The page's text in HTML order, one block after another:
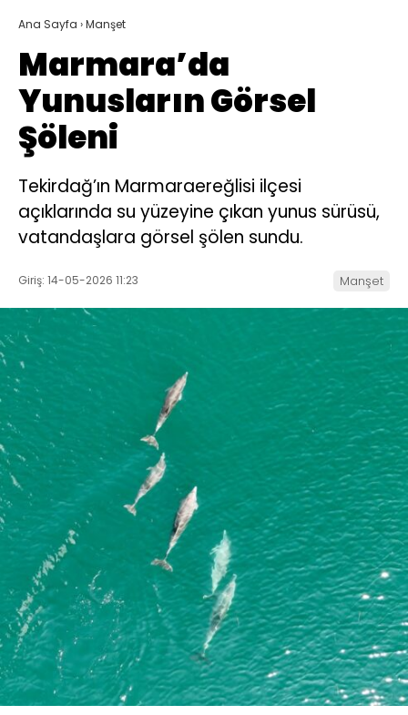
Ana Sayfa ›Manşet
Marmara’da
Yunusların Görsel
Şöleni
Tekirdağ’ın Marmaraereğlisi ilçesi
açıklarında su yüzeyine çıkan yunus sürüsü,
vatandaşlara görsel şölen sundu.
Giriş: 14-05-2026 11:23 Manşet